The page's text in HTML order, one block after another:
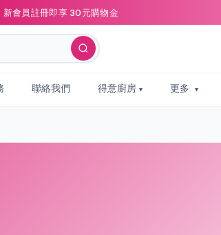
會員註冊即享 30元購物金
聯絡我們 得意廚房 更多